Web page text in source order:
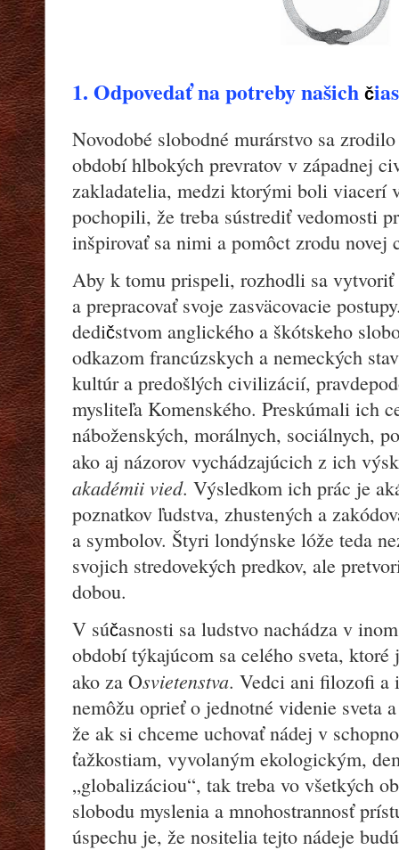
1. Odpovedať na potreby našich čias
Novodobé slobodné murárstvo sa
období hlbokých prevratov v západnej
zakladatelia, medzi ktorými boli viacerí
pochopili, že treba sústrediť vedomosti
inšpirovať sa nimi a pomôct zrodu
Aby k tomu prispeli, rozhodli sa
a prepracovať svoje zasväcovacie
dedičstvom anglického a škótskeho
odkazom francúzskych a nemeckých
kultúr a predošlých civilizácií,
mysliteľa Komenského. Preskúmali ich
náboženských, morálnych, sociálnych,
ako aj názorov vychádzajúcich z ich
akadémii vied. Výsledkom ich prác je
poznatkov ľudstva, zhustených a
a symbolov. Štyri londýnske lóže teda
svojich stredovekých predkov, ale
dobou.
V súčasnosti sa ludstvo nachádza v
období týkajúcom sa celého sveta, ktoré
ako za Osvietenstva. Vedci ani filozofi a
nemôžu oprieť o jednotné videnie sveta
že ak si chceme uchovať nádej v
ťažkostiam, vyvolaným ekologickým,
„globalizáciou“, tak treba vo všetkých
slobodu myslenia a mnohostrannosť
úspechu je, že nositelia tejto nádeje